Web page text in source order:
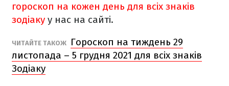
гороскоп на кожен день для всіх знаків
зодіаку у нас на сайті.
ЧИТАЙТЕ ТАКОЖ
Гороскоп на тиждень 29
листопада – 5 грудня 2021 для всіх знаків
Зодіаку